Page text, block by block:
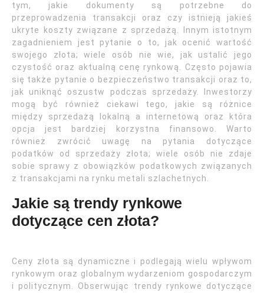
tym, jakie dokumenty są potrzebne do
przeprowadzenia transakcji oraz czy istnieją jakieś
ukryte koszty związane z sprzedażą. Innym istotnym
zagadnieniem jest pytanie o to, jak ocenić wartość
swojego złota; wiele osób nie wie, jak ustalić jego
czystość oraz aktualną cenę rynkową. Często pojawia
się także pytanie o bezpieczeństwo transakcji oraz to,
jak uniknąć oszustw podczas sprzedaży. Inwestorzy
mogą być również ciekawi tego, jakie są różnice
między sprzedażą lokalną a internetową oraz która
opcja jest bardziej korzystna finansowo. Warto
również zwrócić uwagę na pytania dotyczące
podatków od sprzedaży złota; wiele osób nie zdaje
sobie sprawy z obowiązków podatkowych związanych
z transakcjami na rynku metali szlachetnych.
Jakie są trendy rynkowe
dotyczące cen złota?
Ceny złota są dynamiczne i podlegają wielu wpływom
rynkowym oraz globalnym wydarzeniom gospodarczym
i politycznym. Obserwując trendy rynkowe dotyczące